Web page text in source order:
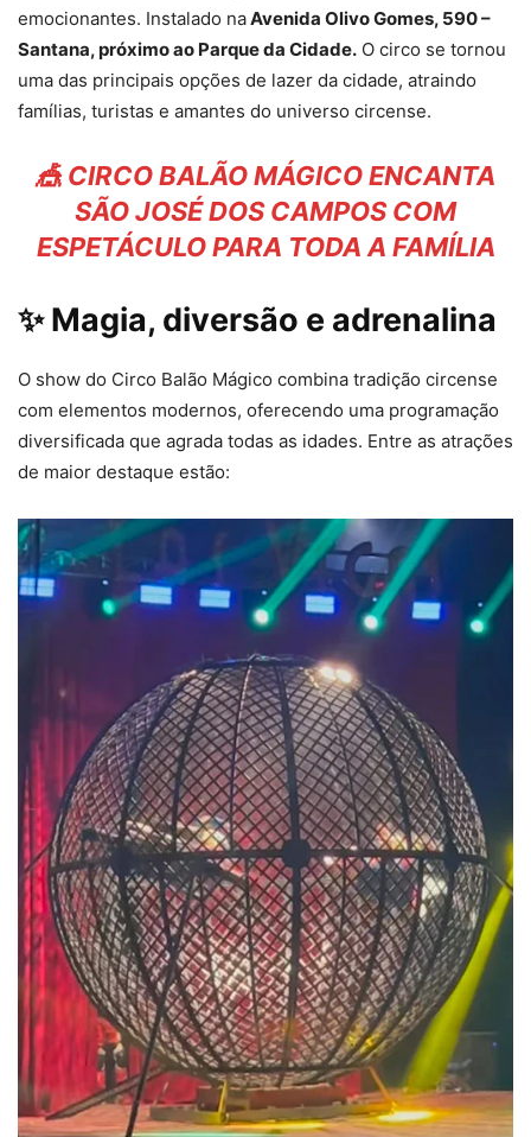
emocionantes. Instalado naAvenida Olivo Gomes, 590 –
Santana, próximo ao Parque da Cidade. O circo se tornou
uma das principais opções de lazer da cidade, atraindo
famílias, turistas e amantes do universo circense.
🎪 CIRCO BALÃO MÁGICO ENCANTA
SÃO JOSÉ DOS CAMPOS COM
ESPETÁCULO PARA TODA A FAMÍLIA
✨ Magia, diversão e adrenalina
O show do Circo Balão Mágico combina tradição circense
com elementos modernos, oferecendo uma programação
diversificada que agrada todas as idades. Entre as atrações
de maior destaque estão: